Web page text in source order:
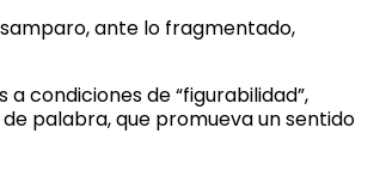
ante lo fragmentado,
condiciones de “figurabilidad”,
palabra, que promueva un sentido